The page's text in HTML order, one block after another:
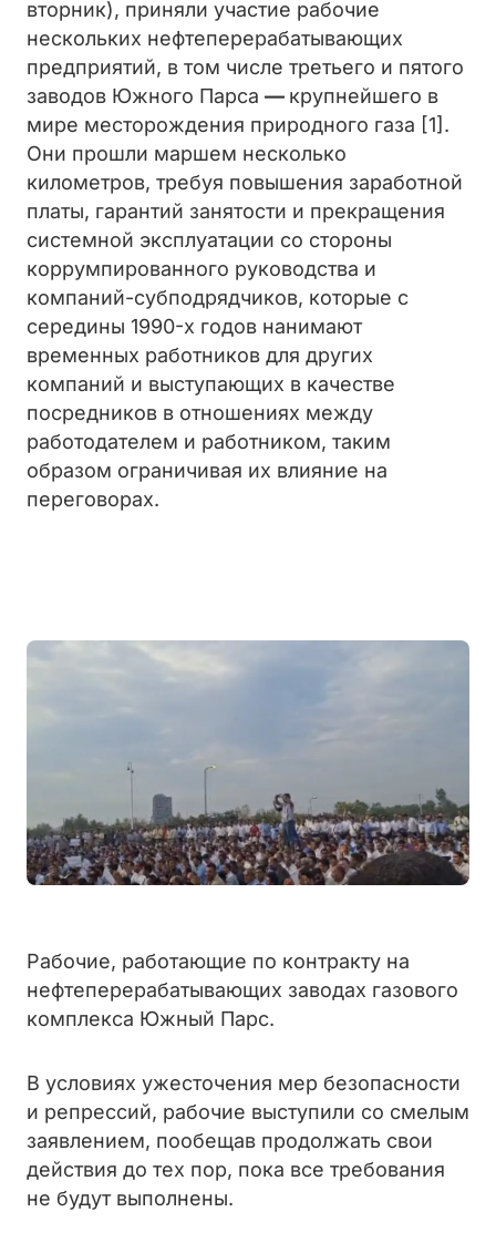
вторник), приняли участие рабочие
нескольких нефтеперерабатывающих
предприятий, в том числе третьего и пятого
заводов Южного Парса — крупнейшего в
мире месторождения природного газа [1].
Они прошли маршем несколько
километров, требуя повышения заработной
платы, гарантий занятости и прекращения
системной эксплуатации со стороны
коррумпированного руководства и
компаний-субподрядчиков, которые с
середины 1990-х годов нанимают
временных работников для других
компаний и выступающих в качестве
посредников в отношениях между
работодателем и работником, таким
образом ограничивая их влияние на
переговорах.
Рабочие, работающие по контракту на
нефтеперерабатывающих заводах газового
комплекса Южный Парс.
В условиях ужесточения мер безопасности
и репрессий, рабочие выступили со смелым
заявлением, пообещав продолжать свои
действия до тех пор, пока все требования
не будут выполнены.